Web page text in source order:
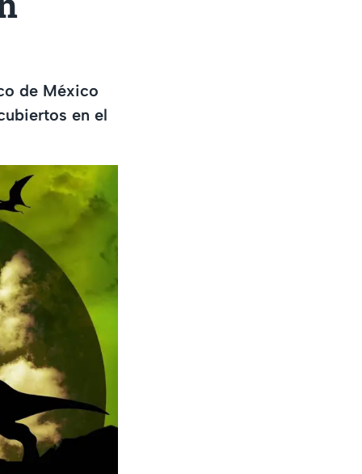
de México
en el